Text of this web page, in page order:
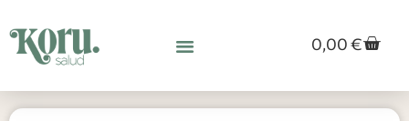
0,00€